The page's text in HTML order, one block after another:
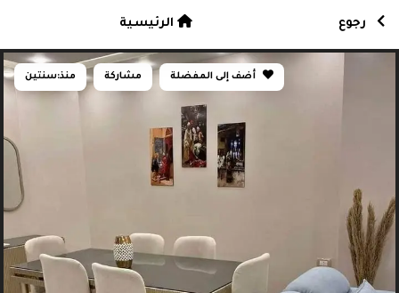
أضف إلى المفضلة مشاركة منذ:سنتين
رجوع الرئيسية